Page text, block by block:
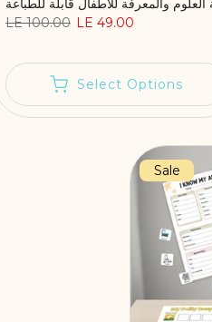
LE 100.00 LE 49.00
Select Options
Sale